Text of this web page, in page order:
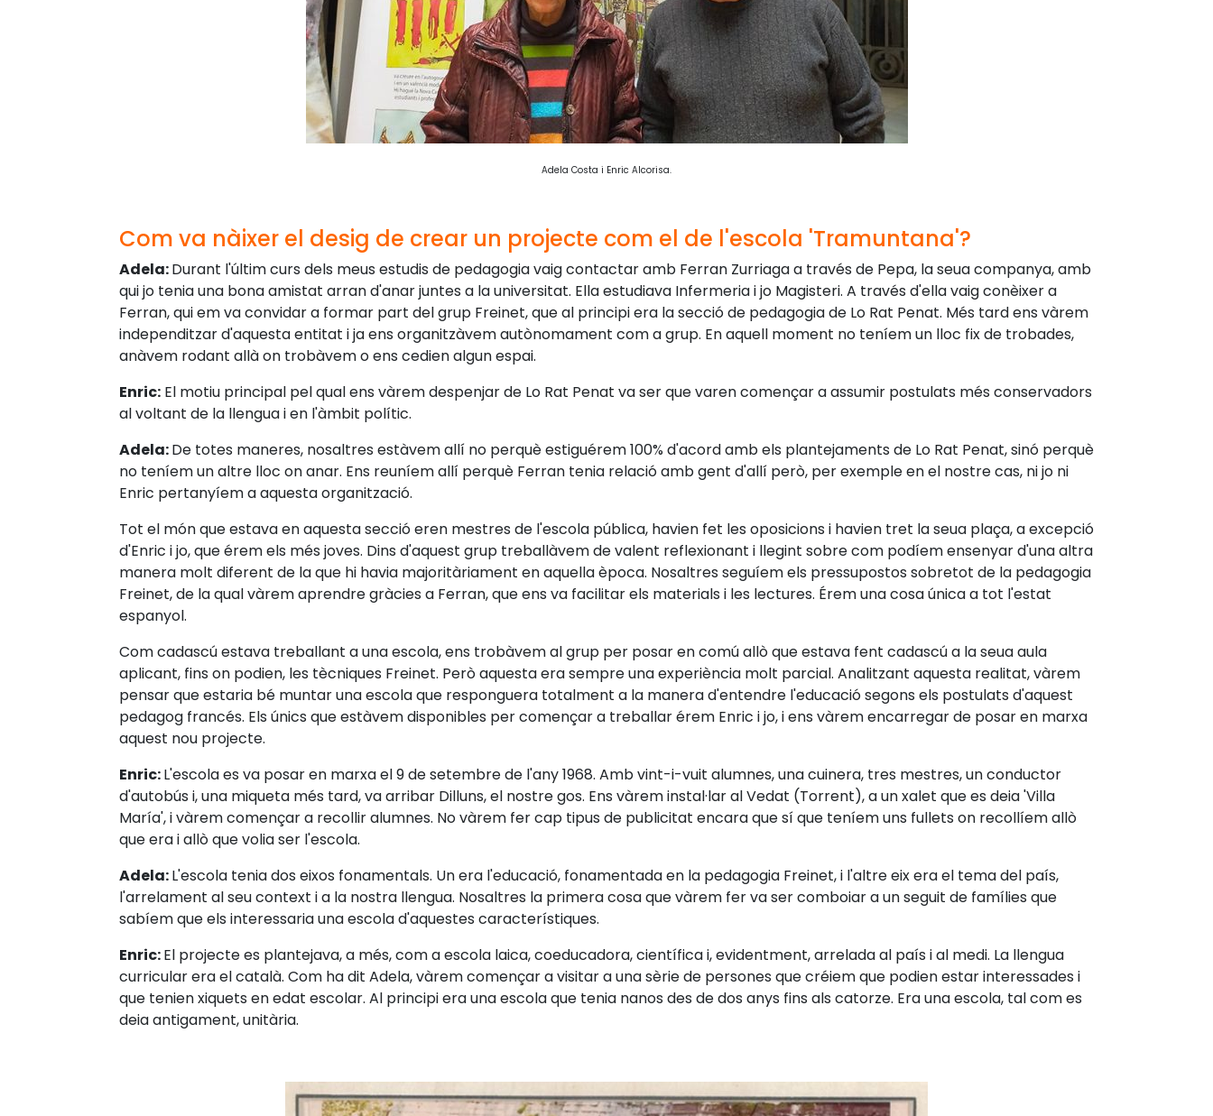
Adela Costa i Enric Alcorisa.
Com va nàixer el desig de crear un projecte com el de l'escola 'Tramuntana'?
Adela:Durant l'últim curs dels meus estudis de pedagogia vaig contactar amb Ferran Zurriaga a través de Pepa, la seua companya, amb
qui jo tenia una bona amistat arran d'anar juntes a la universitat. Ella estudiava Infermeria i jo Magisteri. A través d'ella vaig conèixer a
Ferran, qui em va convidar a formar part del grup Freinet, que al principi era la secció de pedagogia de Lo Rat Penat. Més tard ens vàrem
independitzar d'aquesta entitat i ja ens organitzàvem autònomament com a grup. En aquell moment no teníem un lloc fix de trobades,
anàvem rodant allà on trobàvem o ens cedien algun espai.
Enric: El motiu principal pel qual ens vàrem despenjar de Lo Rat Penat va ser que varen començar a assumir postulats més conservadors
al voltant de la llengua i en l'àmbit polític.
Adela:De totes maneres, nosaltres estàvem allí no perquè estiguérem 100% d'acord amb els plantejaments de Lo Rat Penat, sinó perquè
no teníem un altre lloc on anar. Ens reuníem allí perquè Ferran tenia relació amb gent d'allí però, per exemple en el nostre cas, ni jo ni
Enric pertanyíem a aquesta organització.
Tot el món que estava en aquesta secció eren mestres de l'escola pública, havien fet les oposicions i havien tret la seua plaça, a excepció
d'Enric i jo, que érem els més joves. Dins d'aquest grup treballàvem de valent reflexionant i llegint sobre com podíem ensenyar d'una altra
manera molt diferent de la que hi havia majoritàriament en aquella època. Nosaltres seguíem els pressupostos sobretot de la pedagogia
Freinet, de la qual vàrem aprendre gràcies a Ferran, que ens va facilitar els materials i les lectures. Érem una cosa única a tot l'estat
espanyol.
Com cadascú estava treballant a una escola, ens trobàvem al grup per posar en comú allò que estava fent cadascú a la seua aula
aplicant, fins on podien, les tècniques Freinet. Però aquesta era sempre una experiència molt parcial. Analitzant aquesta realitat, vàrem
pensar que estaria bé muntar una escola que responguera totalment a la manera d'entendre l'educació segons els postulats d'aquest
pedagog francés. Els únics que estàvem disponibles per començar a treballar érem Enric i jo, i ens vàrem encarregar de posar en marxa
aquest nou projecte.
Enric:L'escola es va posar en marxa el 9 de setembre de l'any 1968. Amb vint-i-vuit alumnes, una cuinera, tres mestres, un conductor
d'autobús i, una miqueta més tard, va arribar Dilluns, el nostre gos. Ens vàrem instal·lar al Vedat (Torrent), a un xalet que es deia 'Villa
María', i vàrem començar a recollir alumnes. No vàrem fer cap tipus de publicitat encara que sí que teníem uns fullets on recollíem allò
que era i allò que volia ser l'escola.
Adela:L'escola tenia dos eixos fonamentals. Un era l'educació, fonamentada en la pedagogia Freinet, i l'altre eix era el tema del país,
l'arrelament al seu context i a la nostra llengua. Nosaltres la primera cosa que vàrem fer va ser comboiar a un seguit de famílies que
sabíem que els interessaria una escola d'aquestes característiques.
Enric:El projecte es plantejava, a més, com a escola laica, coeducadora, científica i, evidentment, arrelada al país i al medi. La llengua
curricular era el català. Com ha dit Adela, vàrem començar a visitar a una sèrie de persones que créiem que podien estar interessades i
que tenien xiquets en edat escolar. Al principi era una escola que tenia nanos des de dos anys fins als catorze. Era una escola, tal com es
deia antigament, unitària.